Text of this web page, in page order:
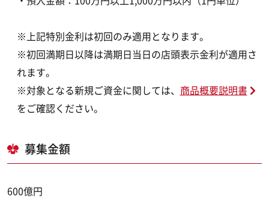
※上記特別金利は初回のみ適用となります。
※初回満期日以降は満期日当日の店頭表示金利が適用さ
れます。
※対象となる新規ご資金に関しては、 商品概要説明書
をご確認ください。
募集金額
600億円